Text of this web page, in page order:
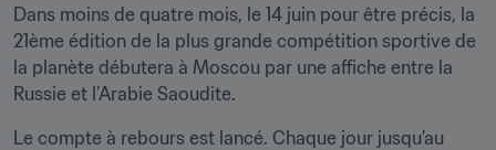
Dans moins de quatre mois, le 14 juin pour être précis, la
21ème édition de la plus grande compétition sportive de
la planète débutera à Moscou par une affiche entre la
Russie et l’Arabie Saoudite.
Le compte à rebours est lancé. Chaque jour jusqu’au